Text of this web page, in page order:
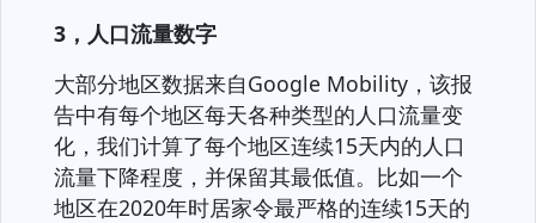
3，人口流量数字
大部分地区数据来自Google Mobility，该报
告中有每个地区每天各种类型的人口流量变
化，我们计算了每个地区连续15天内的人口
流量下降程度，并保留其最低值。比如一个
地区在2020年时居家令最严格的连续15天的